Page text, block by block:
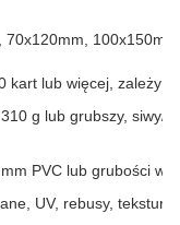
70x120mm,
kart lub więcej, zależy
g lub grubszy, siwy/
PVC lub grubości
UV, rebusy, tekstura